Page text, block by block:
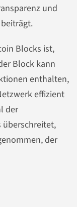
und
Blocks ist,
Block kann
enthalten,
effizient
der
überschreitet,
der